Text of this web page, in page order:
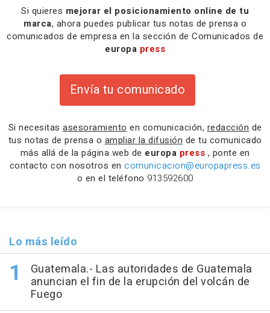
Si quieres mejorar el posicionamiento online de tu
marca, ahora puedes publicar tus notas de prensa o
comunicados de empresa en la sección de Comunicados de
europa press
Envía tu comunicado
Si necesitas asesoramiento en comunicación, redacción de
tus notas de prensa o ampliar la difusión de tu comunicado
más allá de la página web de europa press , ponte en
contacto con nosotros en comunicacion@europapress.es
o en el teléfono 913592600
Lo más leído
Guatemala.- Las autoridades de Guatemala
anuncian el fin de la erupción del volcán de
Fuego